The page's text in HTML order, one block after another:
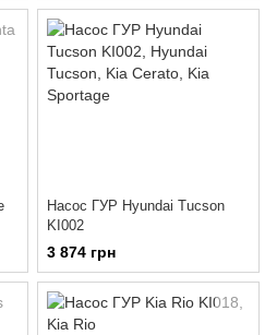
Насос ГУР Hyundai Tucson
KI002
3 874 грн